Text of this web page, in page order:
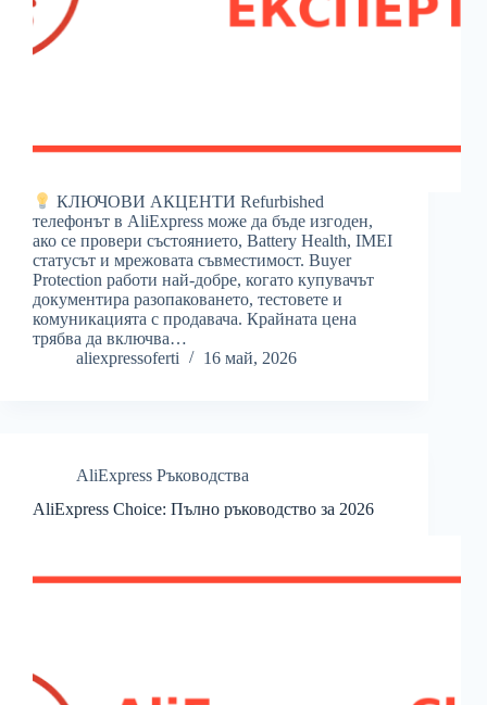
КЛЮЧОВИ АКЦЕНТИ Refurbished
телефонът в AliExpress може да бъде изгоден,
ако се провери състоянието, Battery Health, IMEI
статусът и мрежовата съвместимост. Buyer
Protection работи най-добре, когато купувачът
документира разопаковането, тестовете и
комуникацията с продавача. Крайната цена
трябва да включва…
aliexpressoferti
16 май, 2026
AliExpress Ръководства
AliExpress Choice: Пълно ръководство за 2026